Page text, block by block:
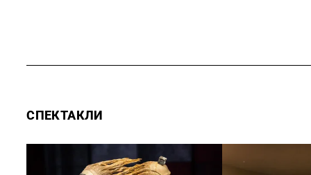
СПЕКТАКЛИ